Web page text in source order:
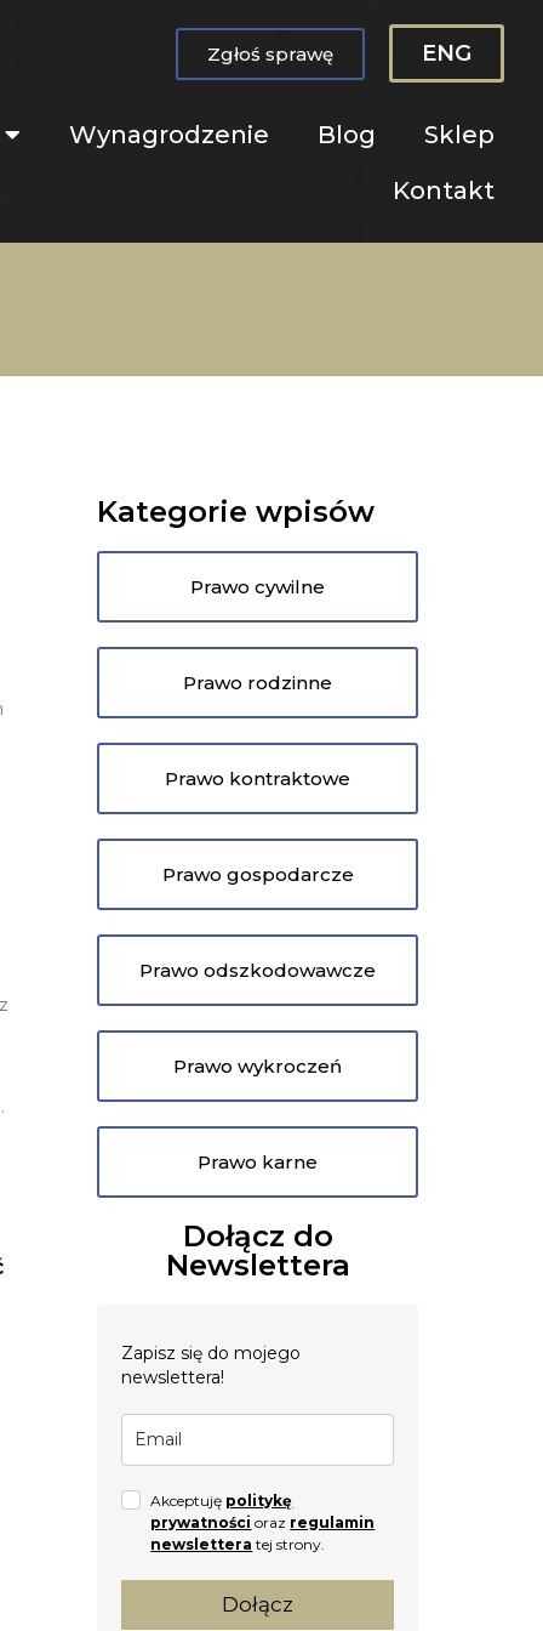
Zgłoś sprawę ENG
Wynagrodzenie Blog
Sklep
Kontakt
Kategorie wpisów
Prawo cywilne
Prawo rodzinne
Prawo kontraktowe
Prawo gospodarcze
Prawo odszkodowawcze
Prawo wykroczeń
Prawo karne
Dołącz do
Newslettera
Zapisz się do mojego
newslettera!
Akceptuję politykę
prywatności oraz regulamin
newslettera tej strony.
Dołącz